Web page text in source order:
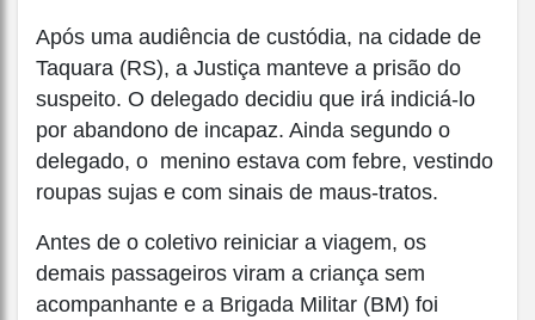
Após uma audiência de custódia, na cidade de
Taquara (RS), a Justiça manteve a prisão do
suspeito. O delegado decidiu que irá indiciá-lo
por abandono de incapaz. Ainda segundo o
delegado, o menino estava com febre, vestindo
roupas sujas e com sinais de maus-tratos.
Antes de o coletivo reiniciar a viagem, os
demais passageiros viram a criança sem
acompanhante e a Brigada Militar (BM) foi